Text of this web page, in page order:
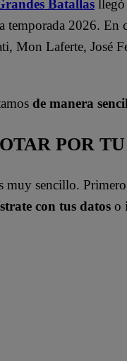
Batallas
temporada 2026. En
Mon Laferte, José
de manera
POR
muy sencillo.
con tus datos o